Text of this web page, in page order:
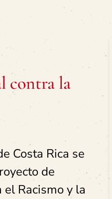
contra la
Costa Rica se
de
Racismo y la